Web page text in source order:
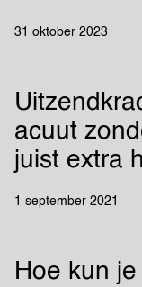
31 oktober 2023
acuut
juist extra
1 september 2021
Hoe kun